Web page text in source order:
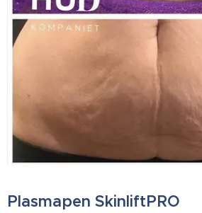
Plasmapen SkinliftPRO